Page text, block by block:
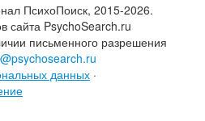
ПсихоПоиск, 2015-2026.
сайта PsychoSearch.ru
письменного разрешения
данных ·